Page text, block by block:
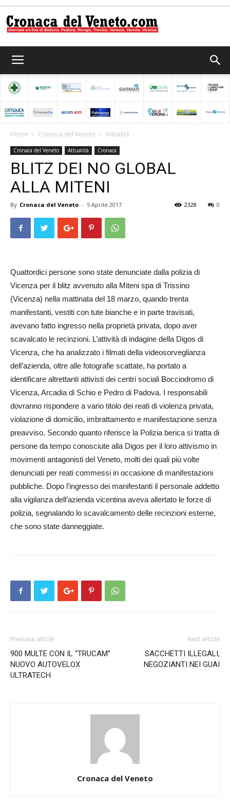
del
Veneto
Home Cronaca del Veneto Attualità
Cronaca del Veneto Attualità Cronaca
BLITZ DEI NO GLOBAL
ALLA MITENI
By Cronaca del Veneto - 5 Aprile 2017 0
2328
Quattordici persone sono state denunciate dalla polizia di
Vicenza per il blitz avvenuto alla Miteni spa di Trissino
(Vicenza) nella mattinata del 18 marzo, quando trenta
manifestanti, vestiti con tute bianche e in parte travisati,
avevano fatto ingresso nella proprietà privata, dopo aver
scavalcato le recinzioni. L’attività di indagine della Digos di
Vicenza, che ha analizzato i filmati della videosorveglianza
dell’azienda, oltre alle fotografie scattate, ha portato a
identificare altrettanti attivisti dei centri sociali Bocciodromo di
Vicenza, Arcadia di Schio e Pedro di Padova. I responsabili
dovranno rispondere a vario titolo dei reati di violenza privata,
violazione di domicilio, imbrattamento e manifestazione senza
preavviso. Secondo quanto riferisce la Polizia berica si tratta di
persone da tempo conosciute alla Digos per il loro attivismo in
movimenti antagonisti del Veneto, molti dei quali più volte
denunciati per reati commessi in occasione di manifestazioni
pubbliche. Dopo l’ingresso dei manifestanti il personale addetto
alla vigilanza dell’azienda vicentina aveva allertato le forze di
polizia, segnalando lo scavalcamento delle recinzioni esterne,
che sono state danneggiate.
Previous article
900 MULTE CON IL “TRUCAM”
NUOVO AUTOVELOX
ULTRATECH
Next article
SACCHETTI ILLEGALI,
NEGOZIANTI NEI GUAI
Cronaca del Veneto